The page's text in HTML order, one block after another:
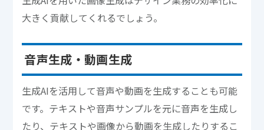
大きく貢献してくれるでしょう。
音声生成・動画生成
生成AIを活用して音声や動画を生成することも可能
です。テキストや音声サンプルを元に音声を生成し
たり、テキストや画像から動画を生成したりするこ